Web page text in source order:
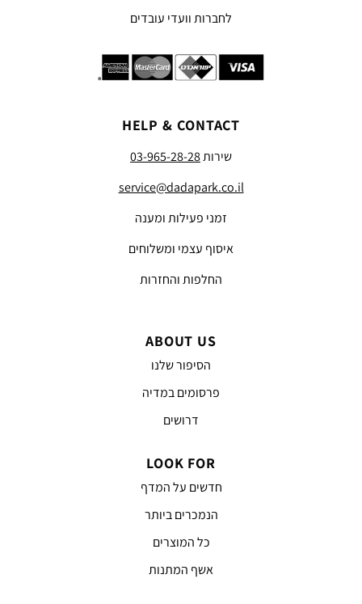
לחברות וועדי עובדים
HELP & CONTACT
שירות03-965-28-28
service@dadapark.co.il
זמני פעילות ומענה
איסוף עצמי ומשלוחים
החלפות והחזרות
ABOUT US
הסיפור שלנו
פרסומים במדיה
דרושים
LOOK FOR
חדשים על המדף
הנמכרים ביותר
כל המוצרים
אשף המתנות